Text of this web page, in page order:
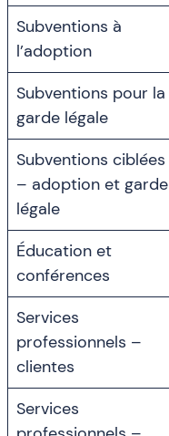
Subventions à
l’adoption
Subventions pour la
garde légale
Subventions ciblées
– adoption et garde
légale
Éducation et
conférences
Services
professionnels –
clientes
Services